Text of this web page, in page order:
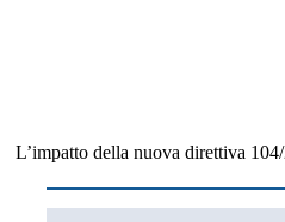
L’impatto della nuova direttiva